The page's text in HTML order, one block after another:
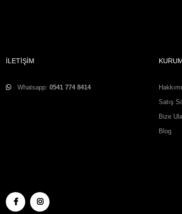
İLETİŞİM
Whatsapp: 0541 774 8414
Satış
Bize
Blog